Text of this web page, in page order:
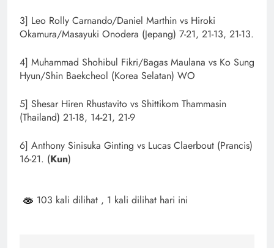
3] Leo Rolly Carnando/Daniel Marthin vs Hiroki
Okamura/Masayuki Onodera (Jepang) 7-21, 21-13, 21-13.
4] Muhammad Shohibul Fikri/Bagas Maulana vs Ko Sung
Hyun/Shin Baekcheol (Korea Selatan) WO
5] Shesar Hiren Rhustavito vs Shittikom Thammasin
(Thailand) 21-18, 14-21, 21-9
6] Anthony Sinisuka Ginting vs Lucas Claerbout (Prancis)
16-21. (Kun)
103 kali dilihat , 1 kali dilihat hari ini